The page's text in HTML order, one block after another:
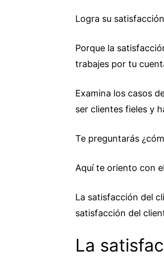
Logra su
Porque la
trabajes por tu
Examina los casos
ser clientes fieles y
Te preguntarás
Aquí te oriento con
La satisfacción del
satisfacción del
La